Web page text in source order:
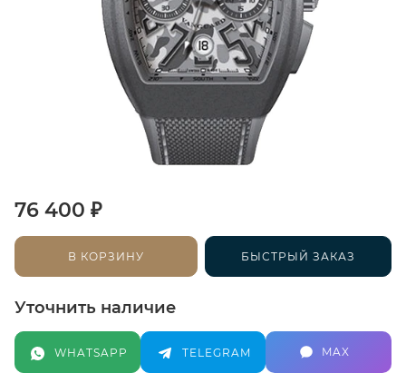
76 400 ₽
В КОРЗИНУ БЫСТРЫЙ ЗАКАЗ
Уточнить наличие
WHATSAPP TELEGRAM MAX